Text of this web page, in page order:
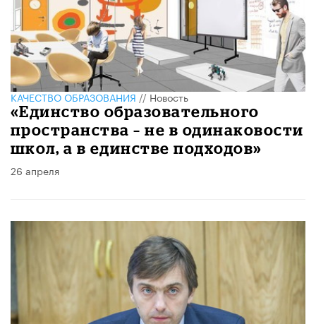
КАЧЕСТВО ОБРАЗОВАНИЯ//Новость
«Единство образовательного
пространства – не в одинаковости
школ, а в единстве подходов»
26 апреля